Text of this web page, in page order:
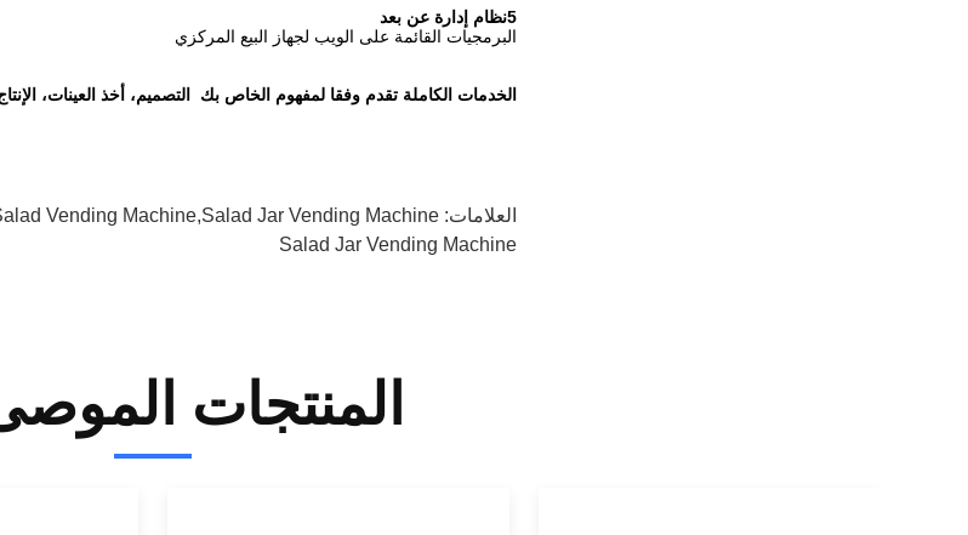
5نظام إدارة عن بعد
البرمجيات القائمة على الويب لجهاز البيع المركزي
الخدمات الكاملة تقدم وفقا لمفهوم الخاص بك ‬ التصميم، أخذ العينات،
العلامات: Vending Machine,salad Jar Vending Machine
Salad Jar Vending Machine
المنتجات